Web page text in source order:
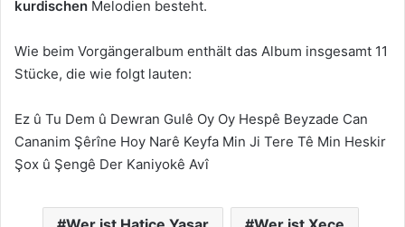
kurdischen Melodien besteht.
Wie beim Vorgängeralbum enthält das Album insgesamt 11
Stücke, die wie folgt lauten:
Ez û Tu Dem û Dewran Gulê Oy Oy Hespê Beyzade Can
Cananim Şêrîne Hoy Narê Keyfa Min Ji Tere Tê Min Heskir
Şox û Şengê Der Kaniyokê Avî